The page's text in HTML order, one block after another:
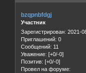
bzqpnbfdgj
Участник
Зарегистрирован: 2021-
Приглашений: 0
Сообщений: 11
Уважение: [+0/-0]
Позитив: [+0/-0]
Провел на форуме: